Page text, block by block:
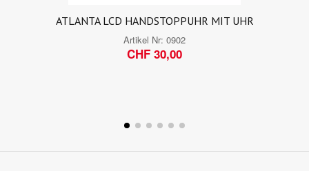
ATLANTA LCD HANDSTOPPUHR MIT UHR
Artikel Nr: 0902
CHF 30,00